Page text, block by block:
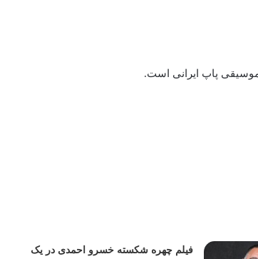
فیلم چهره شکسته خسرو احمدی در یک